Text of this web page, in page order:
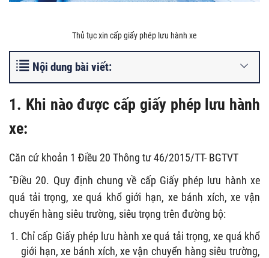
Thủ tục xin cấp giấy phép lưu hành xe
Nội dung bài viết:
1. Khi nào được cấp giấy phép lưu hành
xe:
Căn cứ khoản 1 Điều 20 Thông tư 46/2015/TT- BGTVT
“Điều 20. Quy định chung về cấp Giấy phép lưu hành xe
quá tải trọng, xe quá khổ giới hạn, xe bánh xích, xe vận
chuyển hàng siêu trường, siêu trọng trên đường bộ:
Chỉ cấp Giấy phép lưu hành xe quá tải trọng, xe quá khổ
giới hạn, xe bánh xích, xe vận chuyển hàng siêu trường,